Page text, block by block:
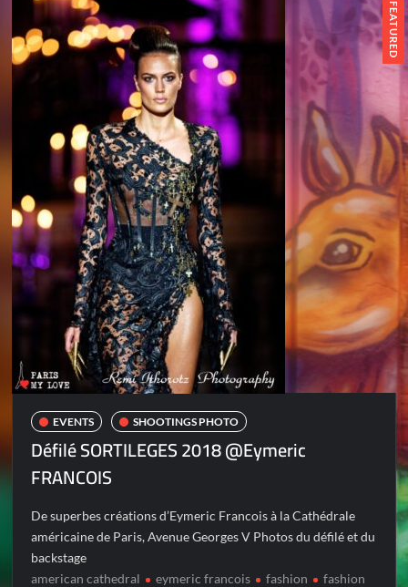
FEATURED
EVENTS SHOOTINGS PHOTO
Défilé SORTILEGES 2018 @Eymeric
FRANCOIS
De superbes créations d’Eymeric Francois à la Cathédrale
américaine de Paris, Avenue Georges V Photos du défilé et du
backstage
american cathedral
eymeric francois fashion
fashion